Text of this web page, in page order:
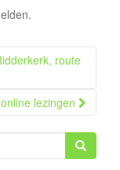
route
lezingen